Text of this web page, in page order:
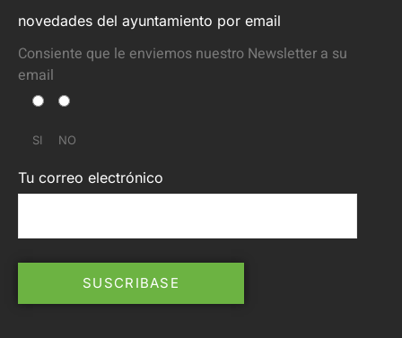
novedades del ayuntamiento por email
Consiente que le enviemos nuestro Newsletter a su
email
SI NO
Tu correo electrónico